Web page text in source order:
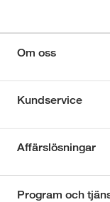
Om oss
Kundservice
Affärslösningar
Program och